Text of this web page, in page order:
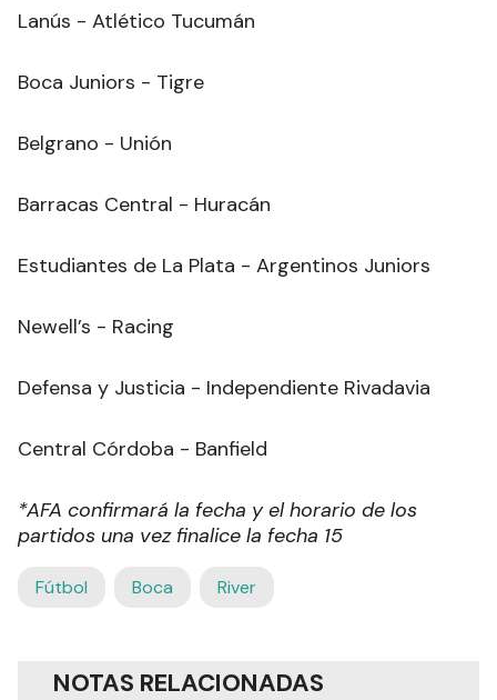
Lanús - Atlético Tucumán
Boca Juniors - Tigre
Belgrano - Unión
Barracas Central - Huracán
Estudiantes de La Plata - Argentinos Juniors
Newell’s - Racing
Defensa y Justicia - Independiente Rivadavia
Central Córdoba - Banfield
*AFA confirmará la fecha y el horario de los
partidos una vez finalice la fecha 15
Fútbol Boca River
NOTAS RELACIONADAS